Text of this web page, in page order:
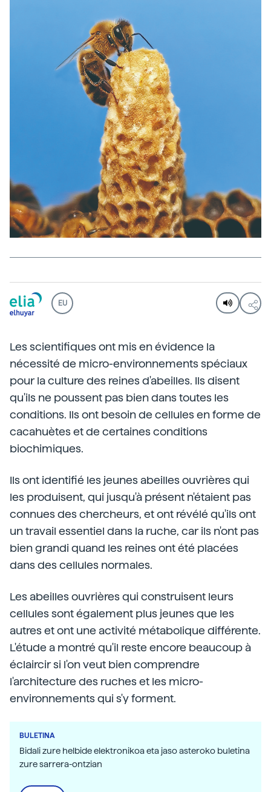
EU
Les scientifiques ont mis en évidence la
nécessité de micro-environnements spéciaux
pour la culture des reines d'abeilles. Ils disent
qu'ils ne poussent pas bien dans toutes les
conditions. Ils ont besoin de cellules en forme de
cacahuètes et de certaines conditions
biochimiques.
Ils ont identifié les jeunes abeilles ouvrières qui
les produisent, qui jusqu'à présent n'étaient pas
connues des chercheurs, et ont révélé qu'ils ont
un travail essentiel dans la ruche, car ils n'ont pas
bien grandi quand les reines ont été placées
dans des cellules normales.
Les abeilles ouvrières qui construisent leurs
cellules sont également plus jeunes que les
autres et ont une activité métabolique différente.
L'étude a montré qu'il reste encore beaucoup à
éclaircir si l'on veut bien comprendre
l'architecture des ruches et les micro-
environnements qui s'y forment.
BULETINA
Bidali zure helbide elektronikoa eta jaso asteroko buletina
zure sarrera-ontzian